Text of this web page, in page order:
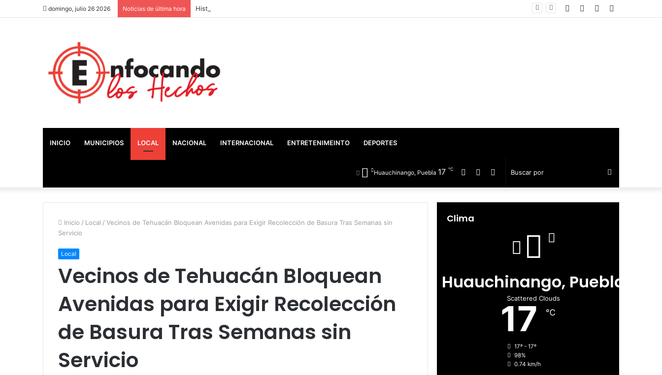
domingo, julio 26 2026 Noticias de última hora Histórico: Gobierno Federal y Estatal inician el rescate integral del Lago de Valsequillo Telegram
Twitter
Facebook
INICIO MUNICIPIOS LOCAL NACIONAL INTERNACIONAL ENTRETENIMEINTO DEPORTES
Buscar
por
Telegram
Twitter
Facebook
Huauchinango, Puebla 17 ℃
Inicio / Local / Vecinos de Tehuacán Bloquean Avenidas para Exigir Recolección de Basura Tras Semanas sin
Servicio
Local
Vecinos de Tehuacán Bloquean
Avenidas para Exigir Recolección
de Basura Tras Semanas sin
Servicio
Clima
Huauchinango, Puebla
Scattered Clouds
17 ℃
17º - 17º
98%
0.74 km/h